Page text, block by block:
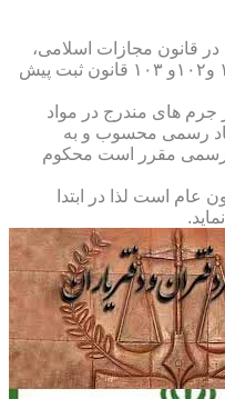
قانون مجازات اسلامی،
مقررات خاصی نیز در مواد ۱۰۰ و۱۰۱ و۱۰۲و ۱۰۳ قانون ثبت پیش
جرم های مندرج در مواد
رسمی محسوب و به
رسمی مقرر است محکوم
عام است لذا در ابتدا